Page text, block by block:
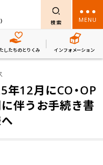
検索 MENU
したちのとりくみ インフォメーション
年12月にCO・OP
伴うお手続き書